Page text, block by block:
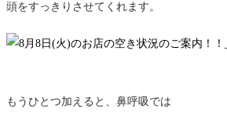
頭をすっきりさせてくれます。
もうひとつ加えると、鼻呼吸では